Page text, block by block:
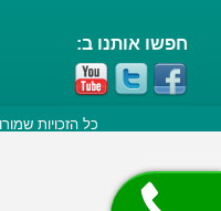
חפשו אותנו ב:
כל הזכויות